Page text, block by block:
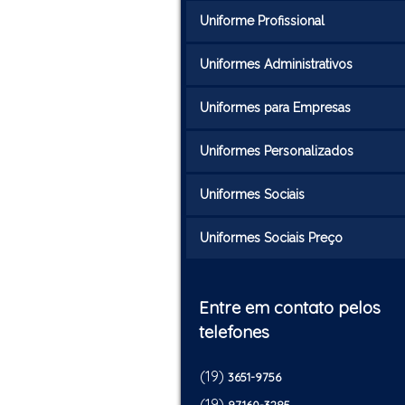
Uniforme Profissional
Uniformes Administrativos
Uniformes para Empresas
Uniformes Personalizados
Uniformes Sociais
Uniformes Sociais Preço
Entre em contato pelos
telefones
(19)3651-9756